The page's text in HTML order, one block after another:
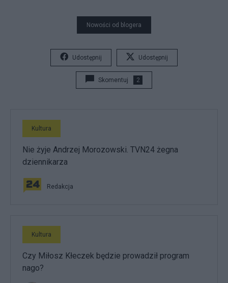
Nowości od blogera
Udostępnij Udostępnij
Skomentuj 2
Kultura
Nie żyje Andrzej Morozowski. TVN24 żegna
dziennikarza
Redakcja
Kultura
Czy Miłosz Kłeczek będzie prowadził program
nago?